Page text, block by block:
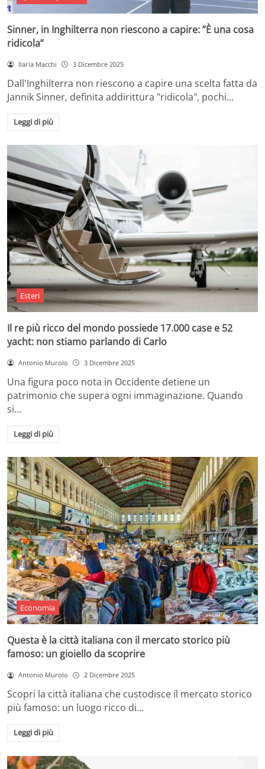
Sinner, in Inghilterra non riescono a capire: ”È una cosa
ridicola”
Ilaria Macchi 3 Dicembre 2025
Dall'Inghilterra non riescono a capire una scelta fatta da
Jannik Sinner, definita addirittura "ridicola", pochi…
Leggi di più
Esteri
Il re più ricco del mondo possiede 17.000 case e 52
yacht: non stiamo parlando di Carlo
Antonio Murolo 3 Dicembre 2025
Una figura poco nota in Occidente detiene un
patrimonio che supera ogni immaginazione. Quando
si…
Leggi di più
Economia
Questa è la città italiana con il mercato storico più
famoso: un gioiello da scoprire
Antonio Murolo 2 Dicembre 2025
Scopri la città italiana che custodisce il mercato storico
più famoso: un luogo ricco di…
Leggi di più